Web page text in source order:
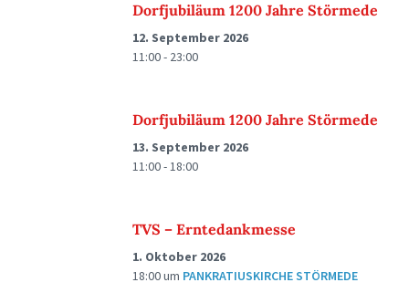
Dorfjubiläum 1200 Jahre Störmede
12. September 2026
11:00 - 23:00
Dorfjubiläum 1200 Jahre Störmede
13. September 2026
11:00 - 18:00
TVS – Erntedankmesse
1. Oktober 2026
18:00um PANKRATIUSKIRCHE STÖRMEDE